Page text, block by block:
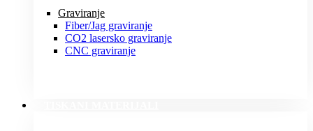
Graviranje
Fiber/Jag graviranje
CO2 lasersko graviranje
CNC graviranje